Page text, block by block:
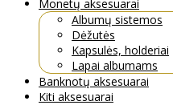
Monetų aksesuarai
Albumų sistemos
Dėžutės
Kapsulės, holderiai
Lapai albumams
Banknotų aksesuarai
Kiti aksesuarai